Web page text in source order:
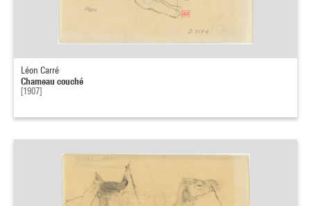
Léon Carré
Chameau couché
[1907]